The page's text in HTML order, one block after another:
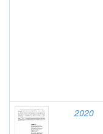
2020